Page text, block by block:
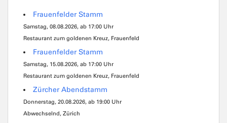
Frauenfelder Stamm
Samstag, 08.08.2026, ab 17:00 Uhr
Restaurant zum goldenen Kreuz, Frauenfeld
Frauenfelder Stamm
Samstag, 15.08.2026, ab 17:00 Uhr
Restaurant zum goldenen Kreuz, Frauenfeld
Zürcher Abendstamm
Donnerstag, 20.08.2026, ab 19:00 Uhr
Abwechselnd, Zürich